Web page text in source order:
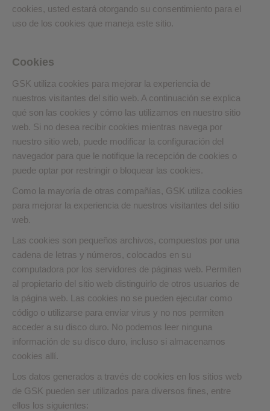
cookies, usted estará otorgando su consentimiento para el
uso de los cookies que maneja este sitio.
Cookies
GSK utiliza cookies para mejorar la experiencia de
nuestros visitantes del sitio web. A continuación se explica
qué son las cookies y cómo las utilizamos en nuestro sitio
web. Si no desea recibir cookies mientras navega por
nuestro sitio web, puede modificar la configuración del
navegador para que le notifique la recepción de cookies o
puede optar por restringir o bloquear las cookies.
Como la mayoría de otras compañías, GSK utiliza cookies
para mejorar la experiencia de nuestros visitantes del sitio
web.
Las cookies son pequeños archivos, compuestos por una
cadena de letras y números, colocados en su
computadora por los servidores de páginas web. Permiten
al propietario del sitio web distinguirlo de otros usuarios de
la página web. Las cookies no se pueden ejecutar como
código o utilizarse para enviar virus y no nos permiten
acceder a su disco duro. No podemos leer ninguna
información de su disco duro, incluso si almacenamos
cookies allí.
Los datos generados a través de cookies en los sitios web
de GSK pueden ser utilizados para diversos fines, entre
ellos los siguientes: